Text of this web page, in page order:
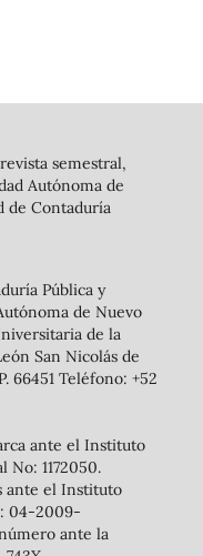
semestral,
Autónoma de
de Contaduría
Pública y
de Nuevo
de la
San Nicolás de
66451 Teléfono: +52
ante el Instituto
No: 1172050.
ante el Instituto
04-2009-
ante la